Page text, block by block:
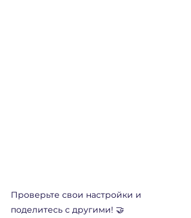
Проверьте свои настройки и
поделитесь с другими! 🤝